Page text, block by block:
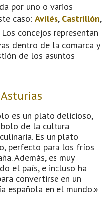
por uno o varios
caso: Avilés, Castrillón,
Los concejos representan
dentro de la comarca y
de los asuntos
es un plato delicioso,
de la cultura
Es un plato
perfecto para los fríos
Además, es muy
el país, e incluso ha
convertirse en un
española en el mundo.»